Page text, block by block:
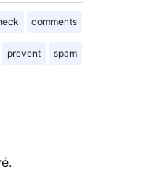
comments
prevent spam